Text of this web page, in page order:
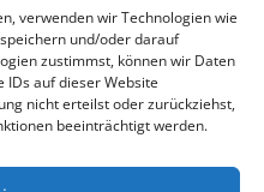
verwenden wir Technologien wie
und/oder darauf
zustimmst, können wir Daten
auf dieser Website
nicht erteilst oder zurückziehst,
beeinträchtigt werden.